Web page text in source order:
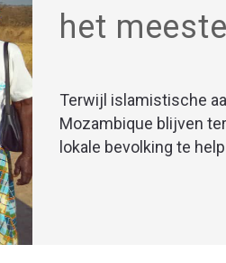
het
Terwijl islamistische
Mozambique blijven
lokale bevolking te